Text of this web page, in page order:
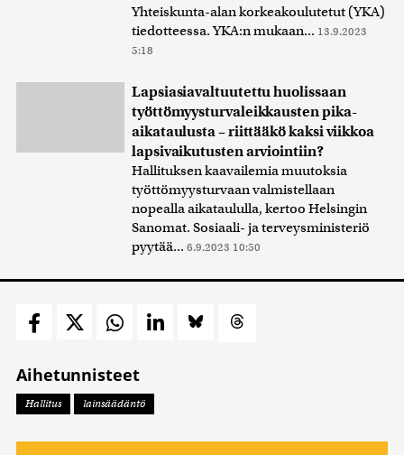
Yhteiskunta-alan korkeakoulutetut (YKA)
tiedotteessa. YKA:n mukaan... 13.9.2023
5:18
Lapsiasiavaltuutettu huolissaan
työttömyysturvaleikkausten pika-
aikataulusta – riittääkö kaksi viikkoa
lapsivaikutusten arviointiin?
Hallituksen kaavailemia muutoksia
työttömyysturvaan valmistellaan
nopealla aikataululla, kertoo Helsingin
Sanomat. Sosiaali- ja terveysministeriö
pyytää... 6.9.2023 10:50
Aihetunnisteet
Hallitus lainsäädäntö